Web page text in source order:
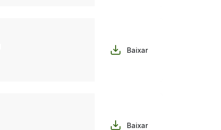
Baixar
Baixar